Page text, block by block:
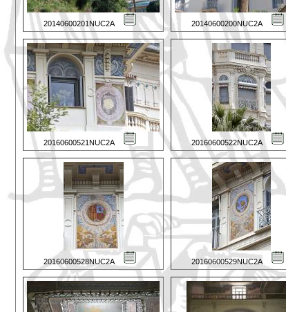
20140600201NUC2A 20140600200NUC2A
20160600521NUC2A 20160600522NUC2A
20160600528NUC2A 20160600529NUC2A